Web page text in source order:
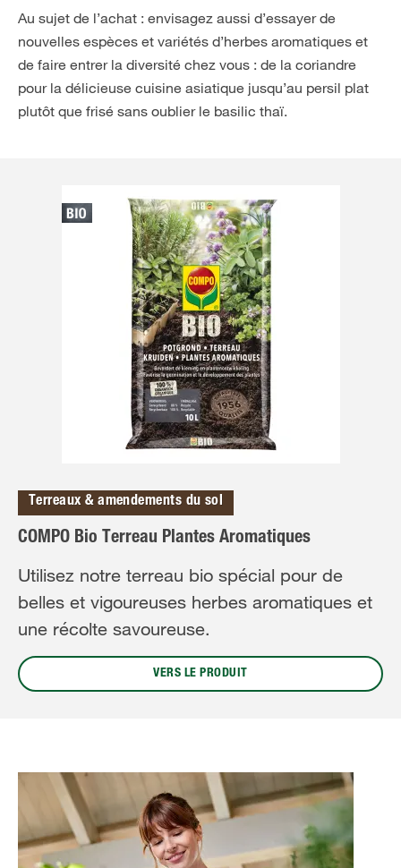
Au sujet de l’achat : envisagez aussi d’essayer de
nouvelles espèces et variétés d’herbes aromatiques et
de faire entrer la diversité chez vous : de la coriandre
pour la délicieuse cuisine asiatique jusqu’au persil plat
plutôt que frisé sans oublier le basilic thaï.
Terreaux & amendements du sol
COMPO Bio Terreau Plantes Aromatiques
Utilisez notre terreau bio spécial pour de
belles et vigoureuses herbes aromatiques et
une récolte savoureuse.
VERS LE PRODUIT